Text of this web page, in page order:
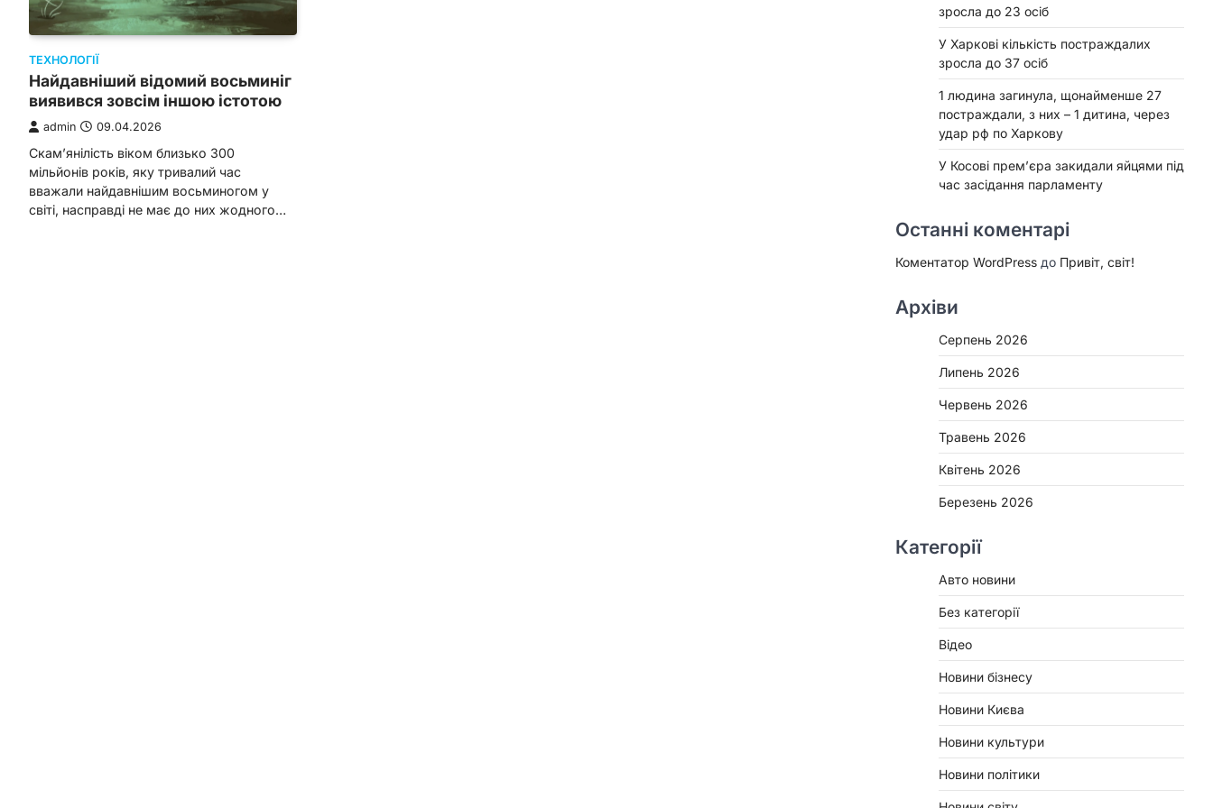
ТЕХНОЛОГІЇ
Найдавніший відомий восьминіг
виявився зовсім іншою істотою
admin 09.04.2026
Скам’янілість віком близько 300
мільйонів років, яку тривалий час
вважали найдавнішим восьминогом у
світі, насправді не має до них жодного…
зросла до 23 осіб
У Харкові кількість постраждалих
зросла до 37 осіб
1 людина загинула, щонайменше 27
постраждали, з них – 1 дитина, через
удар рф по Харкову
У Косові прем’єра закидали яйцями під
час засідання парламенту
Останні коментарі
Коментатор WordPress до Привіт, світ!
Архіви
Серпень 2026
Липень 2026
Червень 2026
Травень 2026
Квітень 2026
Березень 2026
Категорії
Авто новини
Без категорії
Відео
Новини бізнесу
Новини Києва
Новини культури
Новини політики